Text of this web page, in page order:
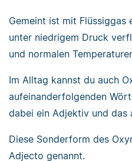
Gemeint ist mit Flüssiggas
unter niedrigem Druck
und normalen
Im Alltag kannst du auch
aufeinanderfolgenden
dabei ein Adjektiv und das
Diese Sonderform des
Adjecto genannt.